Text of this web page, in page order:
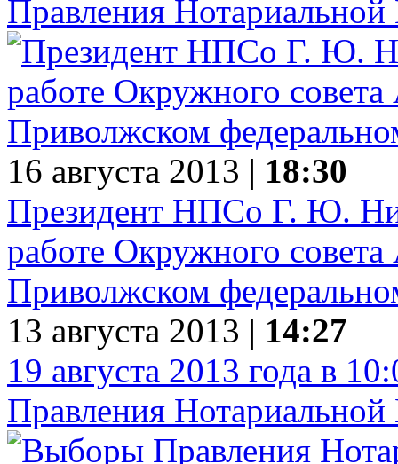
Правления
16 августа 2013 | 18:30
Президент НПСо Г. Ю.
работе Окружного
Приволжском
13 августа 2013 | 14:27
19 августа 2013 года в
Правления